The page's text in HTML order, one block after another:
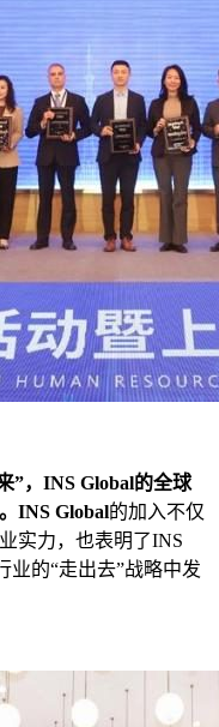
”，INS Global的全球
INS Global的加入不仅
实力，也表明了INS
业的“走出去”战略中发